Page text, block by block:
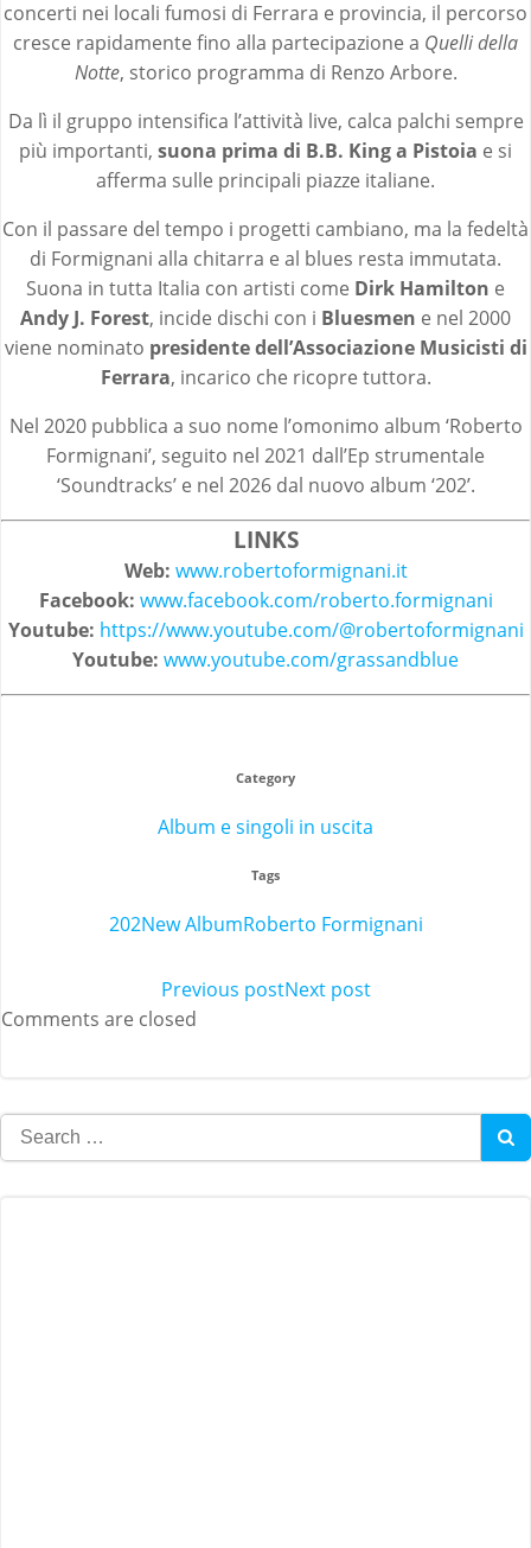
concerti nei locali fumosi di Ferrara e provincia, il percorso
cresce rapidamente fino alla partecipazione a Quelli della
Notte, storico programma di Renzo Arbore.
Da lì il gruppo intensifica l’attività live, calca palchi sempre
più importanti, suona prima di B.B. King a Pistoia e si
afferma sulle principali piazze italiane.
Con il passare del tempo i progetti cambiano, ma la fedeltà
di Formignani alla chitarra e al blues resta immutata.
Suona in tutta Italia con artisti come Dirk Hamilton e
Andy J. Forest, incide dischi con i Bluesmen e nel 2000
viene nominato presidente dell’Associazione Musicisti di
Ferrara, incarico che ricopre tuttora.
Nel 2020 pubblica a suo nome l’omonimo album ‘Roberto
Formignani’, seguito nel 2021 dall’Ep strumentale
‘Soundtracks’ e nel 2026 dal nuovo album ‘202’.
LINKS
Web: www.robertoformignani.it
Facebook: www.facebook.com/roberto.formignani
Youtube: https://www.youtube.com/@robertoformignani
Youtube: www.youtube.com/grassandblue
Category
Album e singoli in uscita
Tags
202New AlbumRoberto Formignani
Post
Previous postPost
Next post
Comments are closed
Search
for: